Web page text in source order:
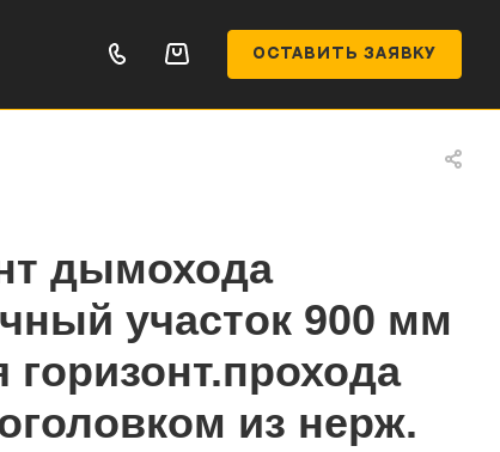
ОСТАВИТЬ ЗАЯВКУ
дымохода
участок 900 мм
из нерж.